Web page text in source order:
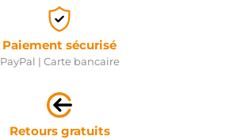
Paiement sécurisé
PayPal | Carte bancaire
Retours gratuits